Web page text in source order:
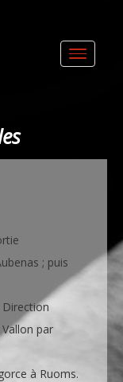
; puis
par
à Ruoms.